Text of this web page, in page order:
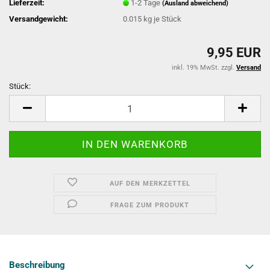
Lieferzeit:
1-2 Tage(Ausland abweichend)
Versandgewicht: 0.015 kg je Stück
9,95 EUR
inkl. 19% MwSt. zzgl. Versand
Stück:
AUF DEN MERKZETTEL
FRAGE ZUM PRODUKT
Beschreibung